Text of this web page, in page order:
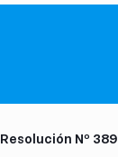
Resolución Nº 389